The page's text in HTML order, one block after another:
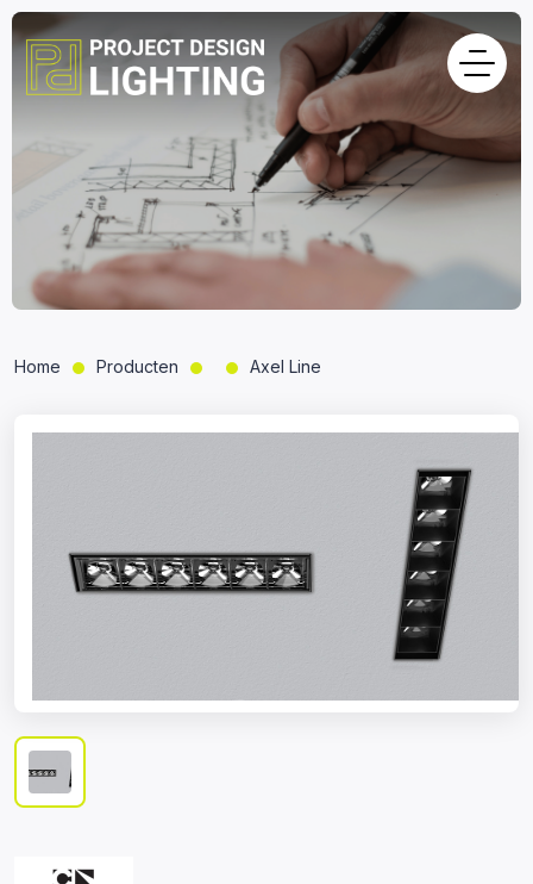
Home Producten Axel Line